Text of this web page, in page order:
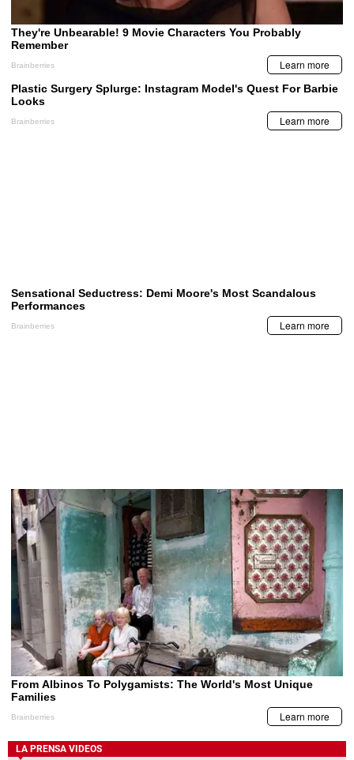
LA PRENSA VIDEOS